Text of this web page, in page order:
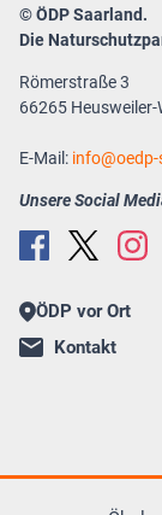
© ÖDP Saarland.
Die
Römerstraße 3
66265 Heusweiler-
E-Mail: info
Unsere Social
ÖDP vor Ort
Kontakt